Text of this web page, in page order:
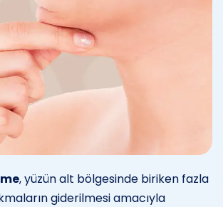
, yüzün alt bölgesinde biriken fazla
giderilmesi amacıyla